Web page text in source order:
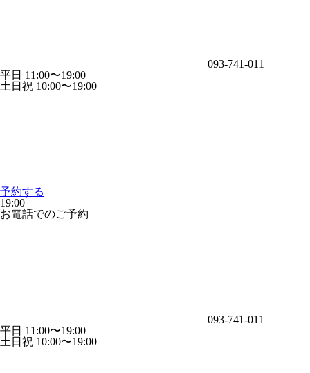
093-741-011
平日 11:00〜19:00
土日祝 10:00〜19:00
予約する
19:00
お電話でのご予約
093-741-011
平日 11:00〜19:00
土日祝 10:00〜19:00